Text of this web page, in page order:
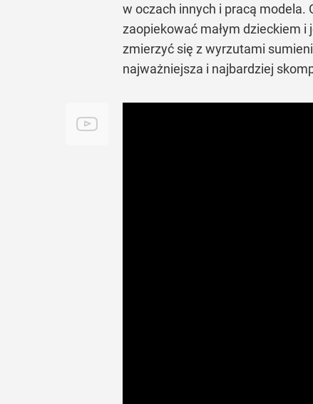
w oczach innych i pracą modela.
zaopiekować małym dzieckiem
zmierzyć się z wyrzutami
najważniejsza i najbardziej